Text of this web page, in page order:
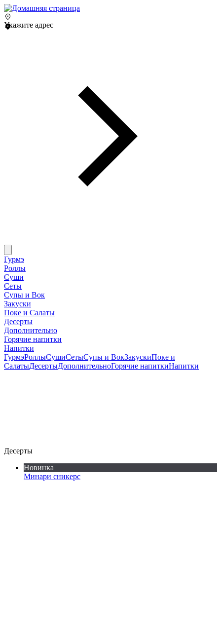
Укажите адрес
Гурмэ
Роллы
Суши
Сеты
Супы и Вок
Закуски
Поке и Салаты
Десерты
Дополнительно
Горячие напитки
Напитки
ГурмэРоллыСушиСетыСупы и ВокЗакускиПоке и
СалатыДесертыДополнительноГорячие напиткиНапитки
Десерты
Новинка
Минари сникерс